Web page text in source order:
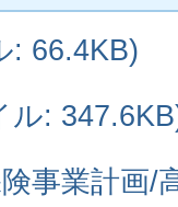
: 66.4KB)
ル:
事業計画/